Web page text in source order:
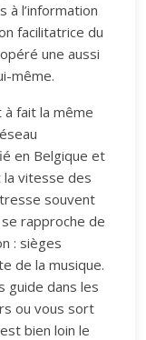
à l’information
facilitatrice du
une aussi
même.
à fait la même
en Belgique et
la vitesse des
souvent
rapproche de
: sièges
de la musique.
guide dans les
ou vous sort
bien loin le